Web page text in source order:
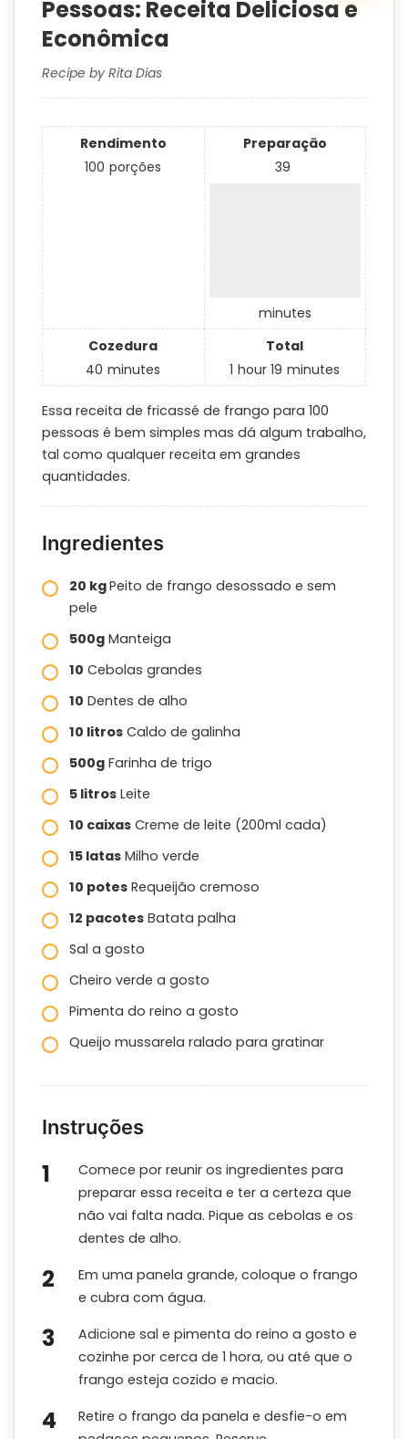
Pessoas: Receita Deliciosa e
Econômica
Recipe by Rita Dias
Rendimento
100 porções
Preparação
39
minutes
Cozedura
40 minutes
Total
1 hour19 minutes
Essa receita de fricassé de frango para 100
pessoas é bem simples mas dá algum trabalho,
tal como qualquer receita em grandes
quantidades.
Ingredientes
20 kgPeito de frango desossado e sem
pele
500g Manteiga
10 Cebolas grandes
10 Dentes de alho
10 litros Caldo de galinha
500g Farinha de trigo
5 litros Leite
10 caixas Creme de leite (200ml cada)
15 latas Milho verde
10 potes Requeijão cremoso
12 pacotes Batata palha
Sal a gosto
Cheiro verde a gosto
Pimenta do reino a gosto
Queijo mussarela ralado para gratinar
Instruções
Comece por reunir os ingredientes para
preparar essa receita e ter a certeza que
não vai falta nada. Pique as cebolas e os
dentes de alho.
Em uma panela grande, coloque o frango
e cubra com água.
Adicione sal e pimenta do reino a gosto e
cozinhe por cerca de 1 hora, ou até que o
frango esteja cozido e macio.
Retire o frango da panela e desfie-o em